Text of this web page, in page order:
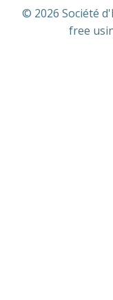
© 2026 Société
free